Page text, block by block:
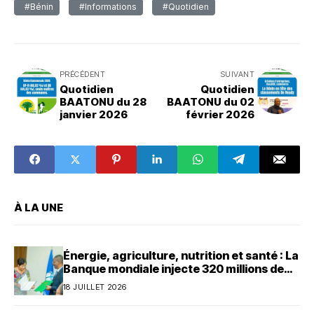
#Bénin #Informations #Quotidien
PRÉCÉDENT
Quotidien
BAATONU du 28
janvier 2026
SUIVANT
Quotidien
BAATONU du 02
février 2026
À LA UNE
Énergie, agriculture, nutrition et santé : La
Banque mondiale injecte 320 millions de
dollars au Bénin
18 JUILLET 2026